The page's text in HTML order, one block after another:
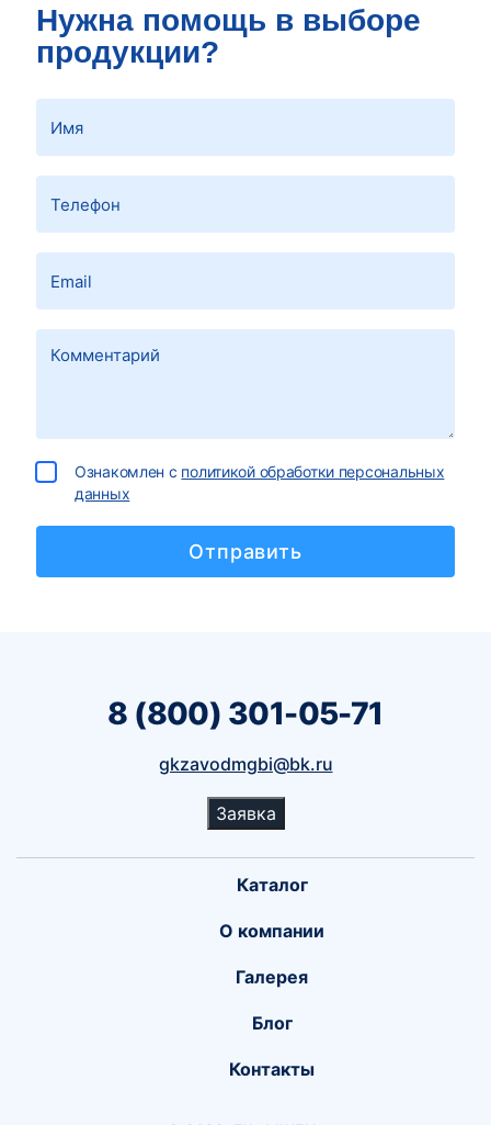
Нужна помощь в выборе
продукции?
Ознакомлен с политикой обработки персональных
данных
8 (800) 301-05-71
gkzavodmgbi@bk.ru
Заявка
Каталог
О компании
Галерея
Блог
Контакты